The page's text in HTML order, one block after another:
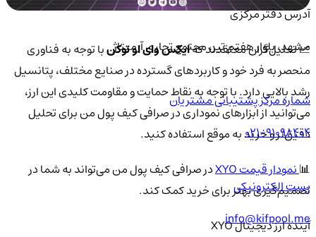
📈 تحلیل‌گران معتقدند کهایکس وای او توکنبا توجه به فناوری
منحصر به فرد خود و کاربردهای گسترده در صنایع مختلف، پتانسیل
رشد بالایی دارد. با توجه به نقاط حمایت و مقاومت کلیدی این ارز،
می‌توانید از ابزارهای نموداری در صرافی کیف پول من برای تحلیل
دقیق‌تر و خرید به موقع استفاده کنید.
📊نمودار قیمت XYO
در صرافی کیف پول من می‌تواند به شما در
تصمیم‌گیری بهتر برای خرید کمک کند.
آینده ارز دیجیتال XYO
آدرس دفتر مرکزی
مشهد، بلوار هفتم تیر، مجتمع تجاری آرمیتاژ
شماره مرکز پشتیبانی مشتریان
021-91098404
پست الکترونیکی
info@kifpool.me